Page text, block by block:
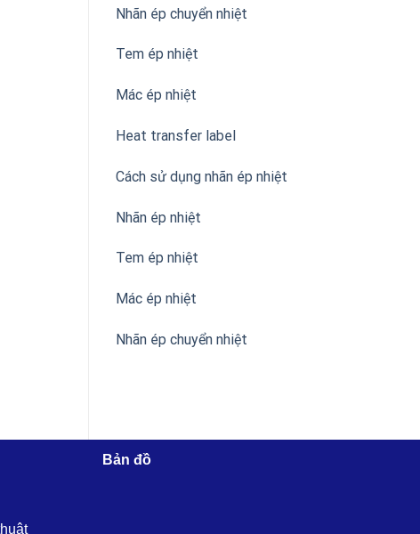
Nhãn ép chuyển nhiệt
Tem ép nhiệt
Mác ép nhiệt
Heat transfer label
Cách sử dụng nhãn ép nhiệt
Nhãn ép nhiệt
Tem ép nhiệt
Mác ép nhiệt
Nhãn ép chuyển nhiệt
Bản đồ